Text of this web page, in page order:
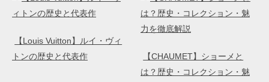
【Louis Vuitton】ルイ・ヴィ
トンの歴史と代表作
【CHAUMET】ショーメと
は？歴史・コレクション・魅